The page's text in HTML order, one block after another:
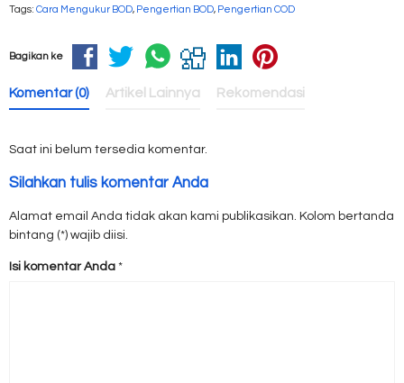
Tags: Cara Mengukur BOD, Pengertian BOD, Pengertian COD
Bagikan ke
Komentar (0) Artikel Lainnya Rekomendasi
Saat ini belum tersedia komentar.
Silahkan tulis komentar Anda
Alamat email Anda tidak akan kami publikasikan. Kolom bertanda
bintang (*) wajib diisi.
Isi komentar Anda *